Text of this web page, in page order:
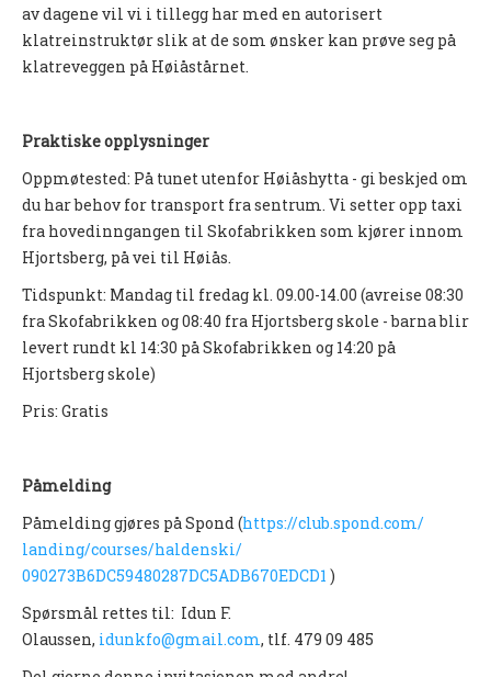
Nyheter og informasjon
Påmeldingsskjema 2026/2027
Informasjon
KLATRING
Nyheter
Informasjon
INTERNPÅMELDING EVENTOR
FORSIKRINGER
SAMARBEIDSPARTNER?
av dagene vil vi i tillegg har med en autorisert
klatreinstruktør slik at de som ønsker kan prøve seg på
klatreveggen på Høiåstårnet.
Praktiske opplysninger
Oppmøtested: På tunet utenfor Høiåshytta - gi beskjed om
du har behov for transport fra sentrum. Vi setter opp taxi
fra hovedinngangen til Skofabrikken som kjører innom
Hjortsberg, på vei til Høiås.
Tidspunkt: Mandag til fredag kl. 09.00-14.00 (avreise 08:30
fra Skofabrikken og 08:40 fra Hjortsberg skole - barna blir
levert rundt kl 14:30 på Skofabrikken og 14:20 på
Hjortsberg skole)
Pris: Gratis
Påmelding
Påmelding gjøres på Spond (https://club.spond.com/
landing/courses/haldenski/
090273B6DC59480287DC5ADB670EDCD1 )
Spørsmål rettes til: Idun F.
Olaussen, idunkfo@gmail.com, tlf. 479 09 485